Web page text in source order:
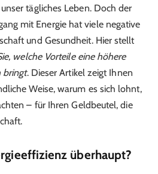
tägliches Leben. Doch der
mit Energie hat viele negative
und Gesundheit. Hier stellt
welche Vorteile eine höhere
bringt. Dieser Artikel zeigt Ihnen
Weise, warum es sich lohnt,
– für Ihren Geldbeutel, die
überhaupt?